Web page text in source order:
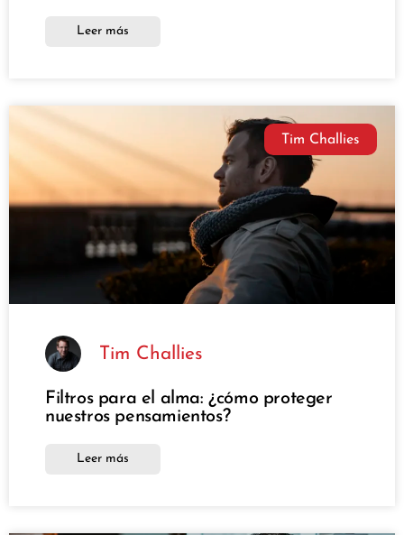
Leer más
Tim Challies
Tim Challies
Filtros para el alma: ¿cómo proteger
nuestros pensamientos?
Leer más